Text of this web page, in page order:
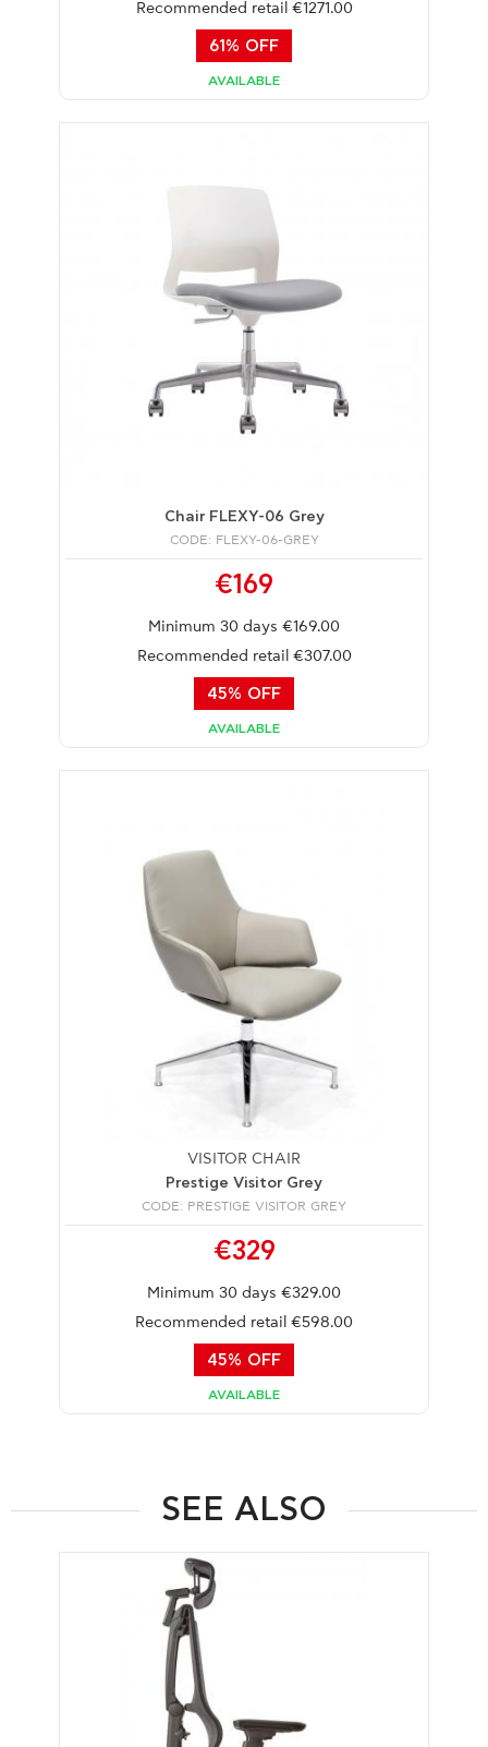
Recommended retail €1271.00
61% OFF
AVAILABLE
Chair FLEXY-06 Grey
CODE: FLEXY-06-GREY
€169
Minimum 30 days €169.00
Recommended retail €307.00
45% OFF
AVAILABLE
VISITOR CHAIR
Prestige Visitor Grey
CODE: PRESTIGE VISITOR GREY
€329
Minimum 30 days €329.00
Recommended retail €598.00
45% OFF
AVAILABLE
SEE ALSO